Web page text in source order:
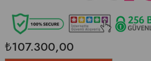
₺107.300,00